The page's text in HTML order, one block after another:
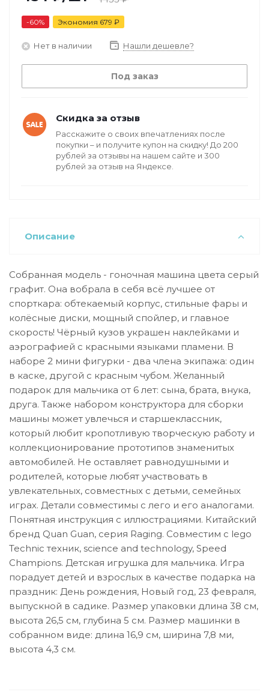
-60% Экономия 679 ₽
Нет в наличии Нашли дешевле?
Под заказ
Скидка за отзыв
Расскажите о своих впечатлениях после
покупки – и получите купон на скидку! До 200
рублей за отзывы на нашем сайте и 300
рублей за отзыв на Яндексе.
Описание
Собранная модель - гоночная машина цвета серый
графит. Она вобрала в себя всё лучшее от
спорткара: обтекаемый корпус, стильные фары и
колёсные диски, мощный спойлер, и главное
скорость! Чёрный кузов украшен наклейками и
аэрографией с красными языками пламени. В
наборе 2 мини фигурки - два члена экипажа: один
в каске, другой с красным чубом. Желанный
подарок для мальчика от 6 лет: сына, брата, внука,
друга. Также набором конструктора для сборки
машины может увлечься и старшеклассник,
который любит кропотливую творческую работу и
коллекционирование прототипов знаменитых
автомобилей. Не оставляет равнодушными и
родителей, которые любят участвовать в
увлекательных, совместных с детьми, семейных
играх. Детали совместимы с лего и его аналогами.
Понятная инструкция с иллюстрациями. Китайский
бренд Quan Guan, серия Raging. Совместим с lego
Technic техник, science and technology, Speed
Champions. Детская игрушка для мальчика. Игра
порадует детей и взрослых в качестве подарка на
праздник: День рождения, Новый год, 23 февраля,
выпускной в садике. Размер упаковки длина 38 см,
высота 26,5 см, глубина 5 см. Размер машинки в
собранном виде: длина 16,9 см, ширина 7,8 ми,
высота 4,3 см.